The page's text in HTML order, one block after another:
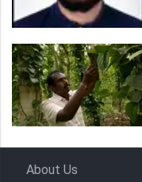
About Us